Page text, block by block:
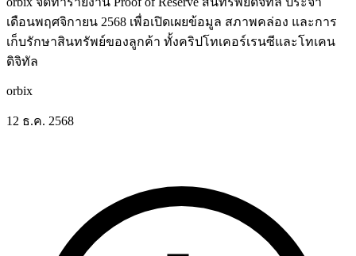
เดือนพฤศจิกายน 2568 เพื่อเปิดเผยข้อมูล สภาพคล่อง และการ
เก็บรักษาสินทรัพย์ของลูกค้า ทั้งคริปโทเคอร์เรนซีและโทเคน
ดิจิทัล
orbix
12 ธ.ค. 2568